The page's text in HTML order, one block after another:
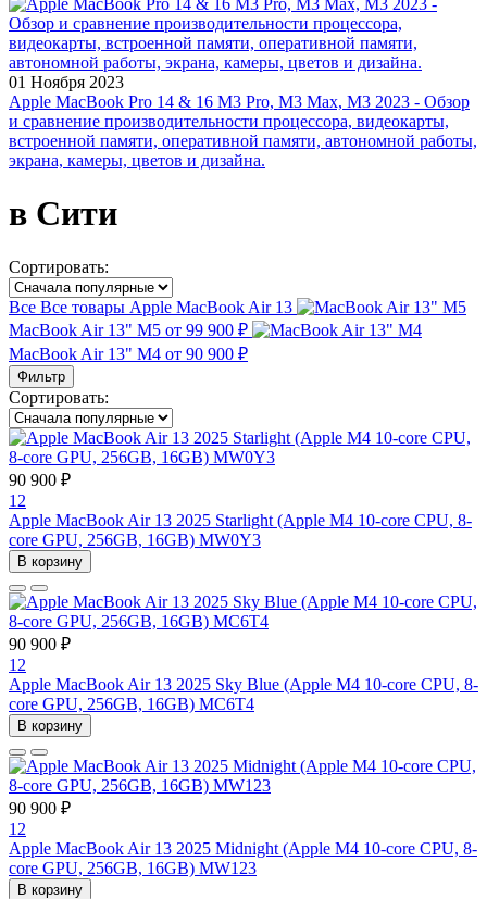
01 Ноября 2023
Apple MacBook Pro 14 & 16 M3 Pro, M3 Max, M3 2023 - Обзор
и сравнение производительности процессора, видеокарты,
встроенной памяти, оперативной памяти, автономной работы,
экрана, камеры, цветов и дизайна.
в Сити
Сортировать:
Все Все товары Apple MacBook Air 13
MacBook Air 13" M5 от 99 900 ₽
MacBook Air 13" M4 от 90 900 ₽
Фильтр
Сортировать:
90 900 ₽
12
Apple MacBook Air 13 2025 Starlight (Apple M4 10-core CPU, 8-
core GPU, 256GB, 16GB) MW0Y3
В корзину
90 900 ₽
12
Apple MacBook Air 13 2025 Sky Blue (Apple M4 10-core CPU, 8-
core GPU, 256GB, 16GB) MC6T4
В корзину
90 900 ₽
12
Apple MacBook Air 13 2025 Midnight (Apple M4 10-core CPU, 8-
core GPU, 256GB, 16GB) MW123
В корзину